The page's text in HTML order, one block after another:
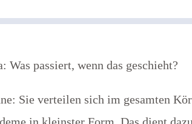
Was passiert, wenn das geschieht?
Sie verteilen sich im gesamten